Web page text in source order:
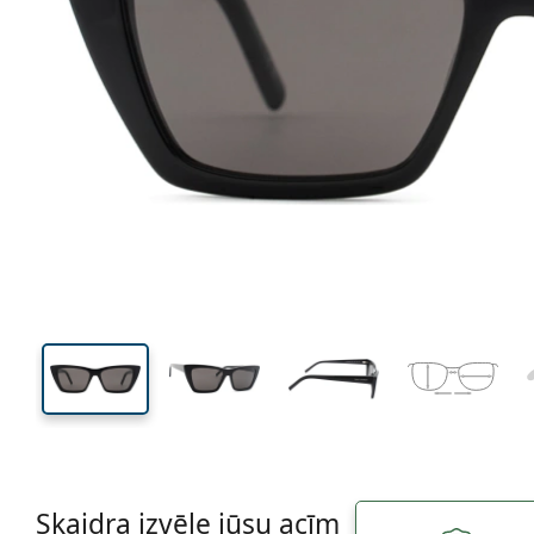
Platums
36 mm
Lēcas augstums Lēcas platums
Lēcas
platums
Skaidra izvēle jūsu acīm